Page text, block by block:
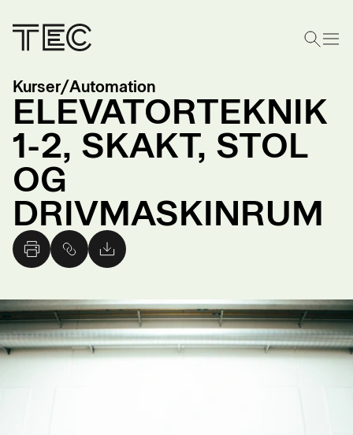
Kurser/Automation
ELEVATORTEKNIK
1-2, SKAKT, STOL
OG
DRIVMASKINRUM